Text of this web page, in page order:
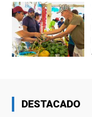
DESTACADO